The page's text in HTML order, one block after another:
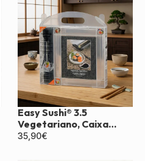
Easy Sushi® 3.5
Vegetariano, Caixa
Vegana
35,90€